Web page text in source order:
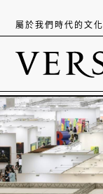
屬於我們時代的文